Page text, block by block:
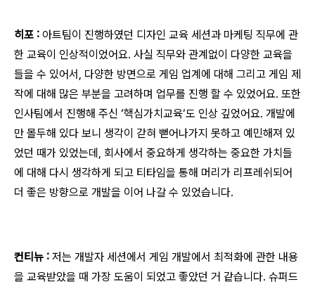
히포 : 아트팀이 진행하였던 디자인 교육 세션과 마케팅 직무에 관
한 교육이 인상적이었어요. 사실 직무와 관계없이 다양한 교육을
들을 수 있어서, 다양한 방면으로 게임 업계에 대해 그리고 게임 제
작에 대해 많은 부분을 고려하며 업무를 진행 할 수 있었어요. 또한
인사팀에서 진행해 주신 ‘핵심가치교육‘도 인상 깊었어요. 개발에
만 몰두해 있다 보니 생각이 갇혀 뻗어나가지 못하고 예민해져 있
었던 때가 있었는데, 회사에서 중요하게 생각하는 중요한 가치들
에 대해 다시 생각하게 되고 티타임을 통해 머리가 리프레쉬되어
더 좋은 방향으로 개발을 이어 나갈 수 있었습니다.
컨티뉴 : 저는 개발자 세션에서 게임 개발에서 최적화에 관한 내용
을 교육받았을 때 가장 도움이 되었고 좋았던 거 같습니다. 슈퍼드